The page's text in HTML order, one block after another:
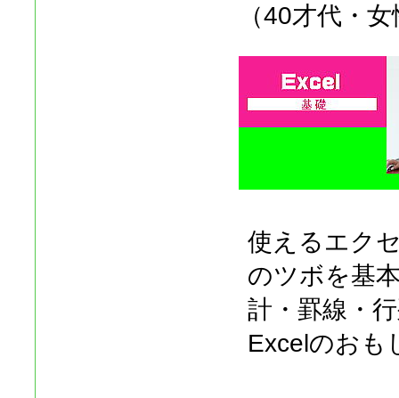
（40才代・
使えるエク
のツボを基
計・罫線・
Excelのおも